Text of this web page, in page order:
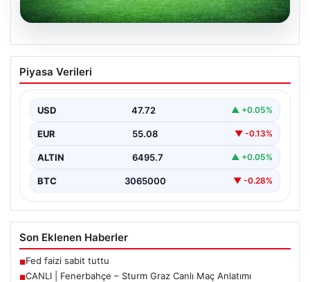
CANLI | Fenerbahçe – Sturm Graz Canlı
Maç Anlatımı
Piyasa Verileri
USD 47.72 ▲ +0.05%
EUR 55.08 ▼ -0.13%
ALTIN 6495.7 ▲ +0.05%
BTC 3065000 ▼ -0.28%
Son Eklenen Haberler
■Fed faizi sabit tuttu
■CANLI | Fenerbahçe – Sturm Graz Canlı Maç Anlatımı